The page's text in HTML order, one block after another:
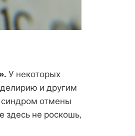
У некоторых
и другим
отмены
не роскошь,